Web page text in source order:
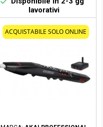
lavorativi
ACQUISTABILE SOLO ONLINE